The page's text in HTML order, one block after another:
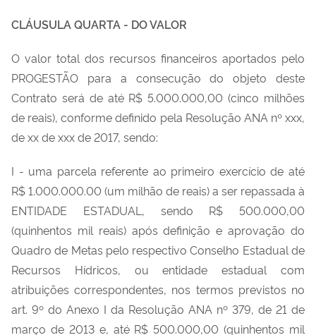
CLÁUSULA QUARTA - DO VALOR
O valor total dos recursos financeiros aportados pelo
PROGESTÃO para a consecução do objeto deste
Contrato será de até R$ 5.000.000,00 (cinco milhões
de reais), conforme definido pela Resolução ANA nº xxx,
de xx de xxx de 2017, sendo:
I - uma parcela referente ao primeiro exercício de até
R$ 1.000.000.00 (um milhão de reais) a ser repassada à
ENTIDADE ESTADUAL, sendo R$ 500.000,00
(quinhentos mil reais) após definição e aprovação do
Quadro de Metas pelo respectivo Conselho Estadual de
Recursos Hídricos, ou entidade estadual com
atribuições correspondentes, nos termos previstos no
art. 9º do Anexo I da Resolução ANA nº 379, de 21 de
março de 2013 e, até R$ 500.000,00 (quinhentos mil